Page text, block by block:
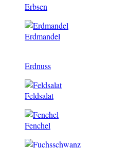
Erbsen
Erdmandel
Erdnuss
Feldsalat
Fenchel